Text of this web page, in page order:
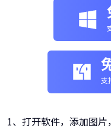
支
1、打开软件，添加图片